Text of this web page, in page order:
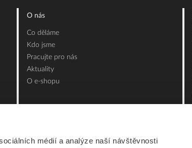
médií a analýze naší návštěvnosti
O nás
Co děláme
Kdo jsme
Pracujte pro nás
Aktuality
O e-shopu